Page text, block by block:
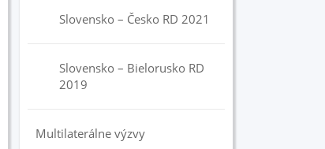
Slovensko – Česko RD 2021
Slovensko – Bielorusko RD
2019
Multilaterálne výzvy